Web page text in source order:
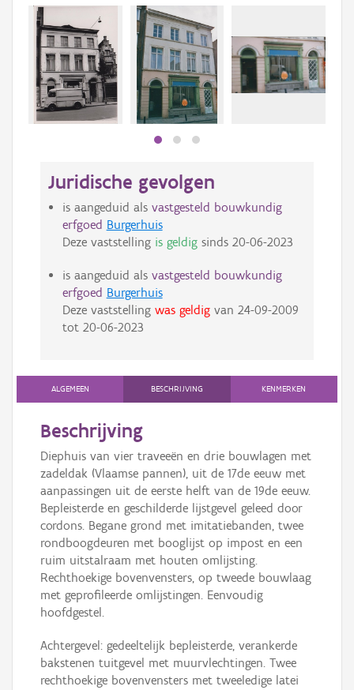
Juridische gevolgen
is aangeduid als vastgesteld bouwkundig
erfgoed Burgerhuis
Deze vaststelling is geldigsinds 20-06-2023
is aangeduid als vastgesteld bouwkundig
erfgoed Burgerhuis
Deze vaststelling was geldigvan 24-09-2009
tot 20-06-2023
ALGEMEEN BESCHRIJVING KENMERKEN
Beschrijving
Diephuis van vier traveeën en drie bouwlagen met
zadeldak (Vlaamse pannen), uit de 17de eeuw met
aanpassingen uit de eerste helft van de 19de eeuw.
Bepleisterde en geschilderde lijstgevel geleed door
cordons. Begane grond met imitatiebanden, twee
rondboogdeuren met booglijst op impost en een
ruim uitstalraam met houten omlijsting.
Rechthoekige bovenvensters, op tweede bouwlaag
met geprofileerde omlijstingen. Eenvoudig
hoofdgestel.
Achtergevel: gedeeltelijk bepleisterde, verankerde
bakstenen tuitgevel met muurvlechtingen. Twee
rechthoekige bovenvensters met tweeledige latei